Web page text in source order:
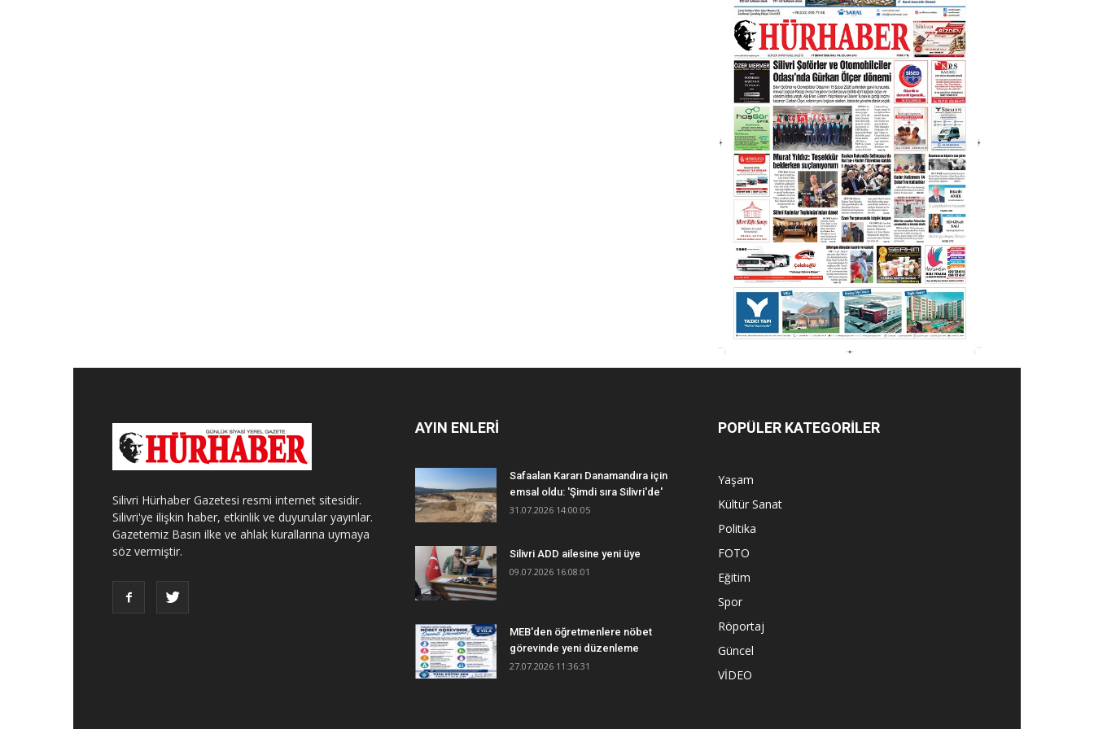
Silivri Hürhaber Gazetesi resmi internet sitesidir.
Silivri'ye ilişkin haber, etkinlik ve duyurular yayınlar.
Gazetemiz Basın ilke ve ahlak kurallarına uymaya
söz vermiştir.
AYIN ENLERİ
Safaalan Kararı Danamandıra için
emsal oldu: 'Şimdi sıra Silivri'de'
31.07.2026 14:00:05
Silivri ADD ailesine yeni üye
09.07.2026 16:08:01
MEB'den öğretmenlere nöbet
görevinde yeni düzenleme
27.07.2026 11:36:31
POPÜLER KATEGORİLER
Yaşam
Kültür Sanat
Politika
FOTO
Eğitim
Spor
Röportaj
Güncel
VİDEO